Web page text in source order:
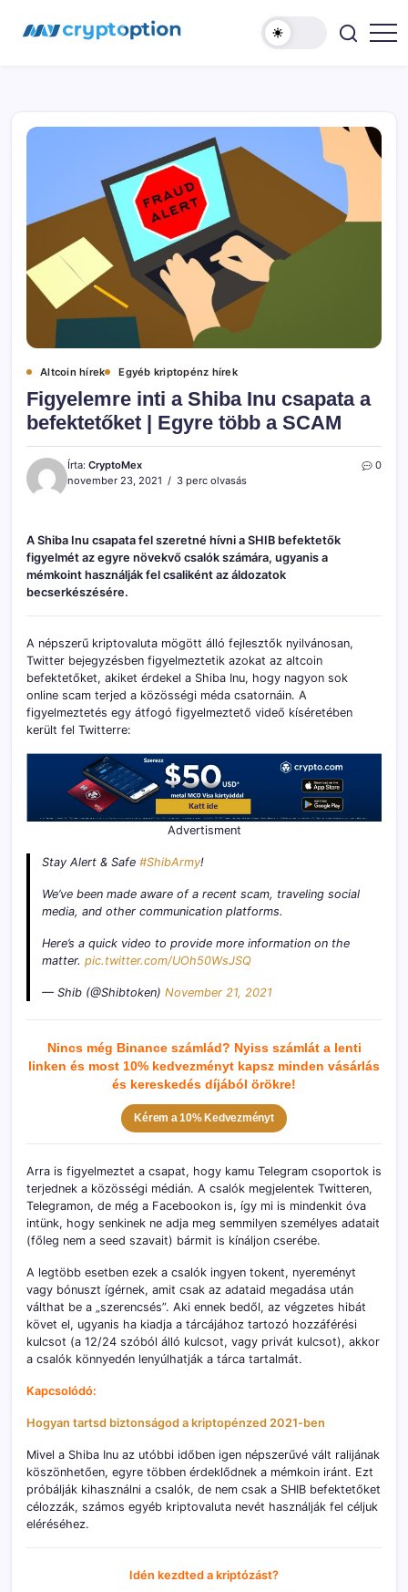
MyCryptOption
Altcoin hírek Egyéb kriptopénz hírek
Figyelemre inti a Shiba Inu csapata a
befektetőket | Egyre több a SCAM
Írta: CryptoMex
november 23, 2021
3 perc olvasás
0
A Shiba Inu csapata fel szeretné hívni a SHIB befektetők
figyelmét az egyre növekvő csalók számára, ugyanis a
mémkoint használják fel csaliként az áldozatok
becserkészésére.
A népszerű kriptovaluta mögött álló fejlesztők nyilvánosan,
Twitter bejegyzésben figyelmeztetik azokat az altcoin
befektetőket, akiket érdekel a Shiba Inu, hogy nagyon sok
online scam terjed a közösségi méda csatornáin. A
figyelmeztetés egy átfogó figyelmeztető videő kíséretében
került fel Twitterre:
Advertisment
Stay Alert & Safe #ShibArmy!
We’ve been made aware of a recent scam, traveling social
media, and other communication platforms.
Here’s a quick video to provide more information on the
matter. pic.twitter.com/UOh50WsJSQ
— Shib (@Shibtoken) November 21, 2021
Nincs még Binance számlád? Nyiss számlát a lenti
linken és most 10% kedvezményt kapsz minden vásárlás
és kereskedés díjából örökre!
Kérem a 10% Kedvezményt
Arra is figyelmeztet a csapat, hogy kamu Telegram csoportok is
terjednek a közösségi médián. A csalók megjelentek Twitteren,
Telegramon, de még a Facebookon is, így mi is mindenkit óva
intünk, hogy senkinek ne adja meg semmilyen személyes adatait
(főleg nem a seed szavait) bármit is kínáljon cserébe.
A legtöbb esetben ezek a csalók ingyen tokent, nyereményt
vagy bónuszt ígérnek, amit csak az adataid megadása után
válthat be a „szerencsés”. Aki ennek bedől, az végzetes hibát
követ el, ugyanis ha kiadja a tárcájához tartozó hozzáférési
kulcsot (a 12/24 szóból álló kulcsot, vagy privát kulcsot), akkor
a csalók könnyedén lenyúlhatják a tárca tartalmát.
Kapcsolódó:
Hogyan tartsd biztonságod a kriptopénzed 2021-ben
Mivel a Shiba Inu az utóbbi időben igen népszerűvé vált ralijának
köszönhetően, egyre többen érdeklődnek a mémkoin iránt. Ezt
próbálják kihasználni a csalók, de nem csak a SHIB befektetőket
célozzák, számos egyéb kriptovaluta nevét használják fel céljuk
eléréséhez.
Idén kezdted a kriptózást?